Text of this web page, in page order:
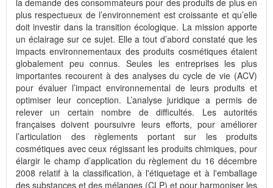
la demande des consommateurs pour des produits de plus en
plus respectueux de l’environnement est croissante et qu’elle
doit investir dans la transition écologique. La mission apporte
un éclairage sur ce sujet. Elle a tout d’abord constaté que les
impacts environnementaux des produits cosmétiques étaient
globalement peu connus. Seules les entreprises les plus
importantes recourent à des analyses du cycle de vie (ACV)
pour évaluer l’impact environnemental de leurs produits et
optimiser leur conception. L’analyse juridique a permis de
relever un certain nombre de difficultés. Les autorités
françaises doivent poursuivre leurs efforts, pour améliorer
l’articulation des règlements portant sur les produits
cosmétiques avec ceux régissant les produits chimiques, pour
élargir le champ d’application du règlement du 16 décembre
2008 relatif à la classification, à l'étiquetage et à l'emballage
des substances et des mélanges (CLP) et pour harmoniser les